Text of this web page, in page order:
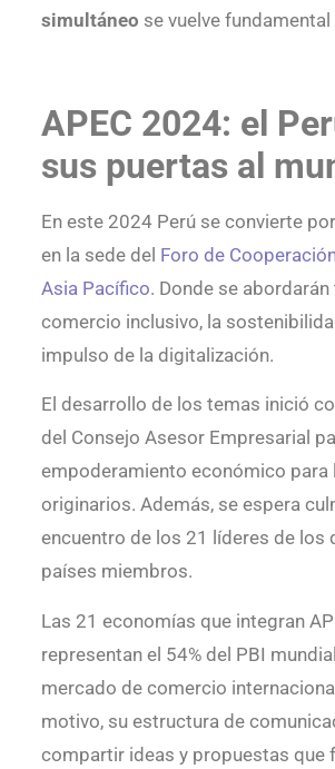
simultáneo se vuelve
APEC 2024: el
sus puertas al
En este 2024 Perú se convierte
en la sede del Foro de
Asia Pacífico. Donde se
comercio inclusivo, la
impulso de la digitalización.
El desarrollo de los temas inició
del Consejo Asesor Empresarial
empoderamiento económico para
originarios. Además, se espera
encuentro de los 21 líderes de los
países miembros.
Las 21 economías que integran
representan el 54% del PBI
mercado de comercio
motivo, su estructura de
compartir ideas y propuestas que